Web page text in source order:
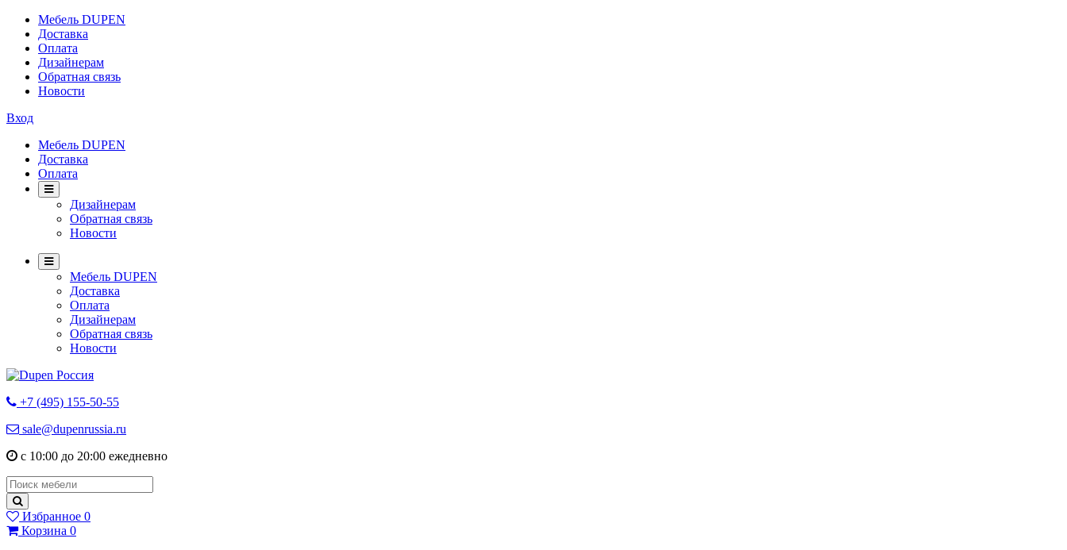
Мебель DUPEN
Доставка
Оплата
Дизайнерам
Обратная связь
Новости
Вход
Мебель DUPEN
Доставка
Оплата
Дизайнерам
Обратная связь
Новости
Мебель DUPEN
Доставка
Оплата
Дизайнерам
Обратная связь
Новости
+7 (495) 155-50-55
sale@dupenrussia.ru
с 10:00 до 20:00 ежедневно
Избранное 0
Корзина 0